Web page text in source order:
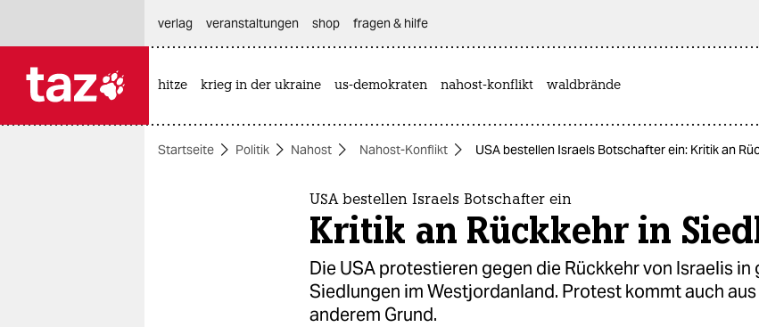
themen
verlag
veranstaltungen shop fragen & hilfe
hitze krieg in der ukraine us-demokraten nahost-konflikt waldbrände
Startseite Politik Nahost Nahost-Konflikt USA bestellen Israels Botschafter ein: Kritik an
USA bestellen Israels Botschafter ein
Kritik an Rückkehr in
Die USA protestieren gegen die Rückkehr von Israelis in
Siedlungen im Westjordanland. Protest kommt auch
anderem Grund.